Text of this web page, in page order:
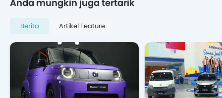
Anda mungkin juga tertarik
Berita Artikel Feature